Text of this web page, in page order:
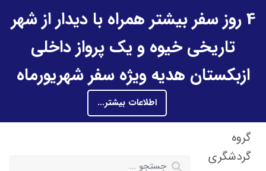
4 روز سفر بیشتر همراه با دیدار از شهر
تاریخی خیوه و یک پرواز داخلی
ازبکستان هدیه ویژه سفر شهریورماه
اطلاعات بیشتر...
گروه
گردشگری